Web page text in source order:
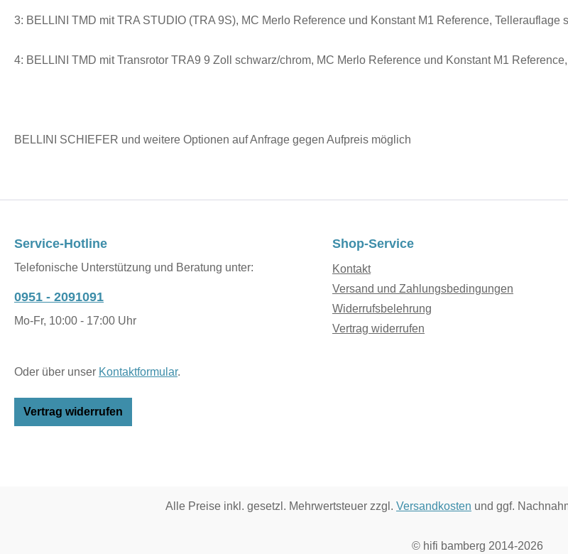
3: BELLINI TMD mit TRA STUDIO (TRA 9S), MC Merlo Reference und Konstant M1 Reference, Tellerauflage
4: BELLINI TMD mit Transrotor TRA9 9 Zoll schwarz/chrom, MC Merlo Reference und Konstant M1
BELLINI SCHIEFER und weitere Optionen auf Anfrage gegen Aufpreis möglich
Service-Hotline
Telefonische Unterstützung und Beratung unter:
0951 - 2091091
Mo-Fr, 10:00 - 17:00 Uhr
Oder über unser Kontaktformular.
Vertrag widerrufen
Shop-Service
Kontakt
Versand und Zahlungsbedingungen
Widerrufsbelehrung
Vertrag widerrufen
Alle Preise inkl. gesetzl. Mehrwertsteuer zzgl. Versandkosten und ggf.
© hifi bamberg 2014-2026